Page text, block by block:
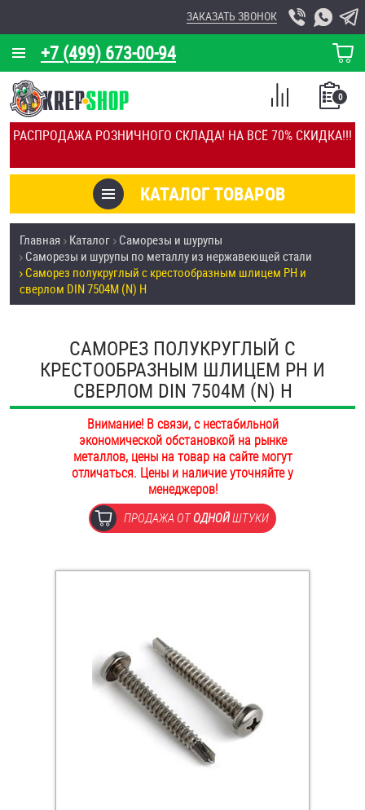
РАСПРОДАЖА РОЗНИЧНОГО СКЛАДА! НА ВСЁ 70% СКИДКА!!!
+7 (499) 673-00-94
ЗАКАЗАТЬ ЗВОНОК
КОРЗИНА
О КОМПАНИИ
КАЛЬКУЛЯТОР
ОТЗЫВЫ
УСЛУГИ
СКИДКИ
ПОКУПАТЕЛЯМ
ОПЛАТА И ДОСТАВКА
НАШИ МАГАЗИНЫ
КАТАЛОГ ТОВАРОВ
0
СПИСОК
СРАВНЕНИЕ
Товары со скидкой
Анкеры
Антивандальный крепёж, инструмент
Болты и винты
Втулки
Дюбели
Дюймовый крепёж
Заклепки (Гайки-Заклепки)
Крюки, кольца с метрической резьбой
Крюки, кольца с шурупной резьбой
Оснастка и аксессуары для яхт
Главная Каталог Саморезы и шурупы
Саморезы и шурупы по металлу из нержавеющей стали
Саморез полукруглый с крестообразным шлицем PH и
сверлом DIN 7504M (N) H
САМОРЕЗ ПОЛУКРУГЛЫЙ С
КРЕСТООБРАЗНЫМ ШЛИЦЕМ PH И
СВЕРЛОМ DIN 7504M (N) H
Внимание! В связи, с нестабильной
экономической обстановкой на рынке
металлов, цены на товар на сайте могут
отличаться. Цены и наличие уточняйте у
менеджеров!
ПРОДАЖА ОТОДНОЙШТУКИ